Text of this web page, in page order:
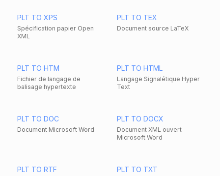
PLT TO XPS
Spécification papier Open
XML
PLT TO TEX
Document source LaTeX
PLT TO HTM
Fichier de langage de
balisage hypertexte
PLT TO HTML
Langage Signalétique Hyper
Text
PLT TO DOC
Document Microsoft Word
PLT TO DOCX
Document XML ouvert
Microsoft Word
PLT TO RTF PLT TO TXT